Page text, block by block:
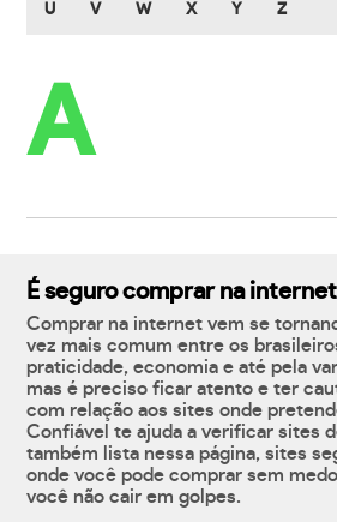
U V W X Y Z
A
É seguro comprar na
Comprar na internet vem se
vez mais comum entre os
praticidade, economia e até pela
mas é preciso ficar atento e ter
com relação aos sites onde
Confiável te ajuda a verificar sites
também lista nessa página, sites
onde você pode comprar sem
você não cair em golpes.